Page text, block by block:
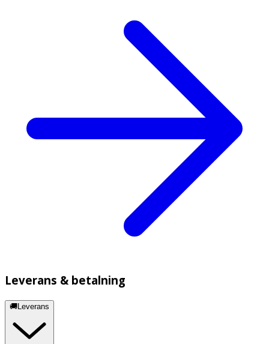
Leverans & betalning
🚚Leverans